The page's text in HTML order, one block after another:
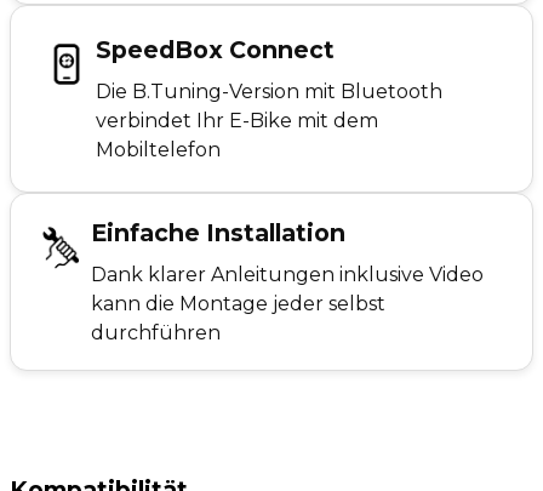
SpeedBox Connect
Die B.Tuning-Version mit Bluetooth
verbindet Ihr E-Bike mit dem
Mobiltelefon
Einfache Installation
Dank klarer Anleitungen inklusive Video
kann die Montage jeder selbst
durchführen